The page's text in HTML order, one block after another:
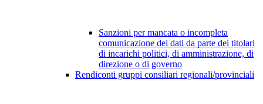
Sanzioni per mancata o incompleta
comunicazione dei dati da parte dei titolari
di incarichi politici, di amministrazione, di
direzione o di governo
Rendiconti gruppi consiliari regionali/provinciali